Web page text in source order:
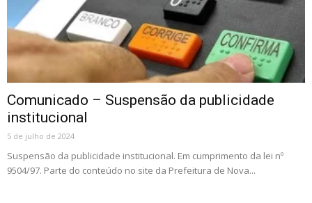
Comunicado – Suspensão da publicidade
institucional
5 de julho de 2024
Suspensão da publicidade institucional. Em cumprimento da lei nº
9504/97. Parte do conteúdo no site da Prefeitura de Nova...